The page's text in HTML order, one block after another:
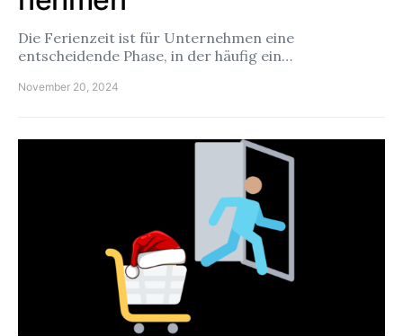
Die Ferienzeit ist für Unternehmen eine
entscheidende Phase, in der häufig ein…
November 20, 2024